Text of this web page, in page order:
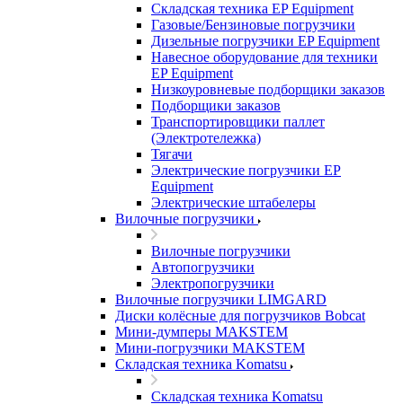
Складская техника EP Equipment
Газовые/Бензиновые погрузчики
Дизельные погрузчики EP Equipment
Навесное оборудование для техники
EP Equipment
Низкоуровневые подборщики заказов
Подборщики заказов
Транспортировщики паллет
(Электротележка)
Тягачи
Электрические погрузчики EP
Equipment
Электрические штабелеры
Вилочные погрузчики
Вилочные погрузчики
Автопогрузчики
Электропогрузчики
Вилочные погрузчики LIMGARD
Диски колёсные для погрузчиков Bobcat
Мини-думперы MAKSTEM
Мини-погрузчики MAKSTEM
Складская техника Komatsu
Складская техника Komatsu